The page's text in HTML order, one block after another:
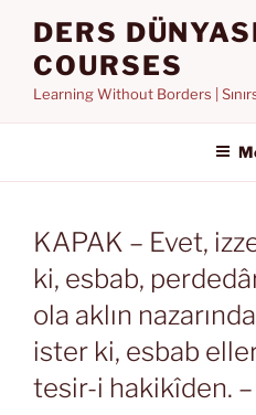
DERS
COURSES
Learning Without Borders |
KAPAK – Evet,
ki, esbab,
ola aklın
ister ki, esbab
tesir-i hakikîden.